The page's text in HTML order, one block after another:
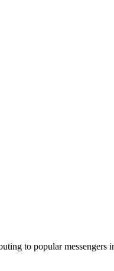
to popular messengers